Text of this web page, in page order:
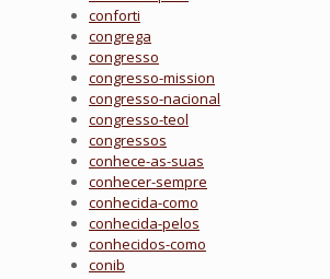
conforti
congrega
congresso
congresso-mission
congresso-nacional
congresso-teol
congressos
conhece-as-suas
conhecer-sempre
conhecida-como
conhecida-pelos
conhecidos-como
conib